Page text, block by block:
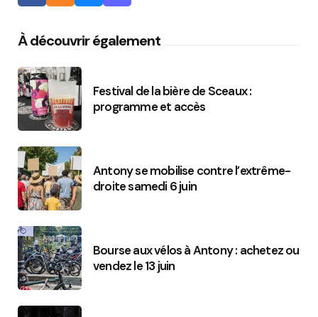
À découvrir également
Festival de la bière de Sceaux :
programme et accès
Antony se mobilise contre l’extrême-
droite samedi 6 juin
Bourse aux vélos à Antony : achetez ou
vendez le 13 juin